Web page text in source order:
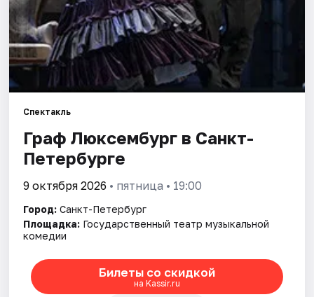
Города
Площадки
Артисты
Спектакль
Граф Люксембург в Санкт-
Петербурге
9 октября 2026 • пятница • 19:00
Город: Санкт-Петербург
Площадка: Государственный театр музыкальной
комедии
Билеты со скидкой
на Kassir.ru